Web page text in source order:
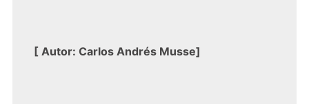
[ Autor: Carlos Andrés Musse]